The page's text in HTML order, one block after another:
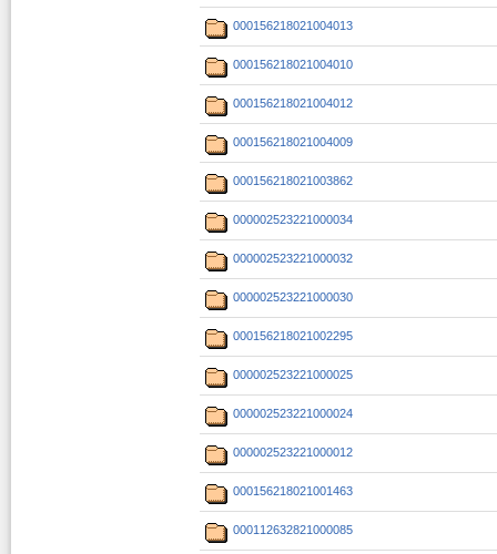
000156218021004013
000156218021004010
000156218021004012
000156218021004009
000156218021003862
000002523221000034
000002523221000032
000002523221000030
000156218021002295
000002523221000025
000002523221000024
000002523221000012
000156218021001463
000112632821000085